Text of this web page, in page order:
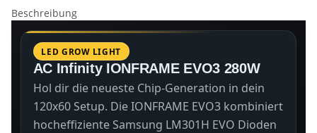
Beschreibung
LED GROW LIGHT
AC Infinity IONFRAME EVO3 280W
Hol dir die neueste Chip-Generation in dein
120x60 Setup. Die IONFRAME EVO3 kombiniert
hocheffiziente Samsung LM301H EVO Dioden